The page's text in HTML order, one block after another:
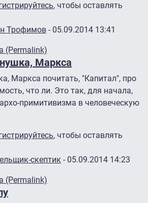
, чтобы оставлять
Трофимов - 05.09.2014 13:41
МутьотDIOGEN
(Permalink)
Маркса
Маркса почитать, "Капитал", про
что ли. Это так, для начала,
примитивизма в человеческую
, чтобы оставлять
скептик - 05.09.2014 14:23
(Permalink)